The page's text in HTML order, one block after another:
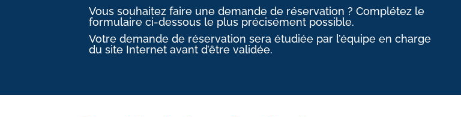
Vous souhaitez faire une demande de réservation ? Complétez le
formulaire ci-dessous le plus précisément possible.
Votre demande de réservation sera étudiée par l’équipe en charge
du site Internet avant d’être validée.